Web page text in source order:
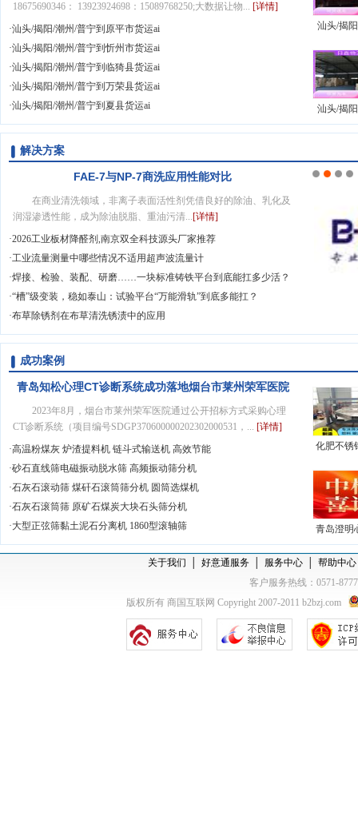
汕头/揭阳/潮州/普宁到定襄县货运ai
汕头/揭阳/潮州/普宁到保德县货运ai
AB触摸面板封装治具：以微米之道筑牢触控交互的精
密基石
18675690346： 13923924698：15089768250;大数据让物... [详情]
·汕头/揭阳/潮州/普宁到原平市货运ai
·汕头/揭阳/潮州/普宁到忻州市货运ai
·汕头/揭阳/潮州/普宁到临猗县货运ai
·汕头/揭阳/潮州/普宁到万荣县货运ai
·汕头/揭阳/潮州/普宁到夏县货运ai
汕头/揭
运ai
汕头/揭
普宁到宁
解决方案
FAE-7与NP-7商洗应用性能对比
在商业清洗领域，非离子表面活性剂凭借良好的除油、乳化及
润湿渗透性能，成为除油脱脂、重油污清...[详情]
·2026工业板材降醛剂,南京双全科技源头厂家推荐
·工业流量测量中哪些情况不适用超声波流量计
·焊接、检验、装配、研磨……一块标准铸铁平台到底能扛多少活？
·“槽”级变装，稳如泰山：试验平台“万能滑轨”到底多能扛？
·布草除锈剂在布草清洗锈渍中的应用
平台可以
精度、结
维度进行
按用途分
场景，
用这是较
情]
底能扛多
衣物柔顺作为洗护
通过高香精添加实
现持久留香的香氛
香氛衣物柔顺体系分层解决方案
成功案例
青岛知松心理CT诊断系统成功落地烟台市莱州荣军医院
2023年8月，烟台市莱州荣军医院通过公开招标方式采购心理
CT诊断系统（项目编号SDGP370600000202302000531，... [详情]
·高温粉煤灰 炉渣提料机 链斗式输送机 高效节能
·砂石直线筛电磁振动脱水筛 高频振动筛分机
·石灰石滚动筛 煤矸石滚筒筛分机 圆筒选煤机
·石灰石滚筒筛 原矿石煤炭大块石头筛分机
·大型正弦筛黏土泥石分离机 1860型滚轴筛
化肥不锈
吊挂式
青岛澄明
测咨询档
系统落地
康小屋建
关于我们 好意通服务 服务中心
帮助中心
客户服务热线：0571-
版权所有 商国互联网 Copyright 2007-2011 b2bzj.com